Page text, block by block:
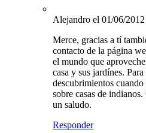
Alejandro el 01/06/
Merce, gracias a tí
contacto de la página
el mundo que
casa y sus jardínes.
descubrimientos
sobre casas de
un saludo.
Responder